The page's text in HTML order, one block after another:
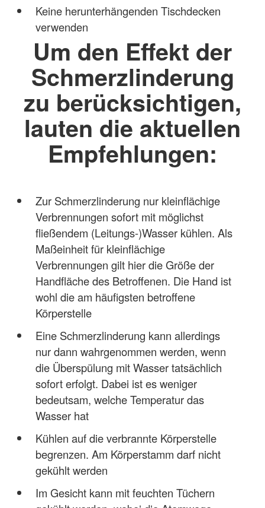
Keine herunterhängenden Tischdecken
verwenden
Um den Effekt der
Schmerzlinderung
zu berücksichtigen,
lauten die aktuellen
Empfehlungen:
Zur Schmerzlinderung nur kleinflächige
Verbrennungen sofort mit möglichst
fließendem (Leitungs-)Wasser kühlen. Als
Maßeinheit für kleinflächige
Verbrennungen gilt hier die Größe der
Handfläche des Betroffenen. Die Hand ist
wohl die am häufigsten betroffene
Körperstelle
Eine Schmerzlinderung kann allerdings
nur dann wahrgenommen werden, wenn
die Überspülung mit Wasser tatsächlich
sofort erfolgt. Dabei ist es weniger
bedeutsam, welche Temperatur das
Wasser hat
Kühlen auf die verbrannte Körperstelle
begrenzen. Am Körperstamm darf nicht
gekühlt werden
Im Gesicht kann mit feuchten Tüchern